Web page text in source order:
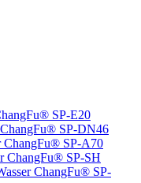
SP-E20
SP-DN46
ChangFu® SP-A70
ChangFu® SP-SH
ChangFu® SP-